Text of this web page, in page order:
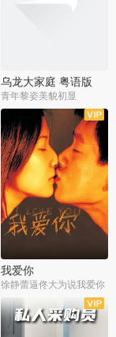
乌龙大家庭 粤语版
青年黎姿美貌初显
我爱你
徐静蕾逼佟大为说我爱你